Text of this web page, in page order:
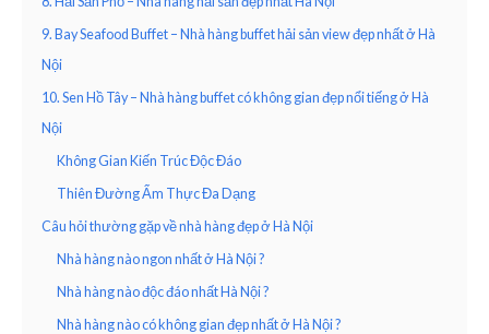
9. Bay Seafood Buffet – Nhà hàng buffet hải sản view đẹp nhất ở Hà
Nội
10. Sen Hồ Tây – Nhà hàng buffet có không gian đẹp nổi tiếng ở Hà
Nội
Không Gian Kiến Trúc Độc Đáo
Thiên Đường Ẩm Thực Đa Dạng
Câu hỏi thường gặp về nhà hàng đẹp ở Hà Nội
Nhà hàng nào ngon nhất ở Hà Nội ?
Nhà hàng nào độc đáo nhất Hà Nội ?
Nhà hàng nào có không gian đẹp nhất ở Hà Nội ?